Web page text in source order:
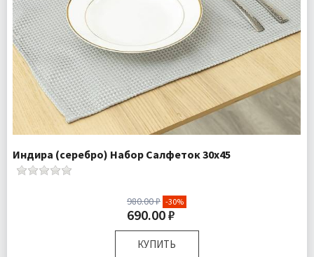
Индира (серебро) Набор Салфеток 30х45
980.00 ₽ -30%
690.00 ₽
КУПИТЬ